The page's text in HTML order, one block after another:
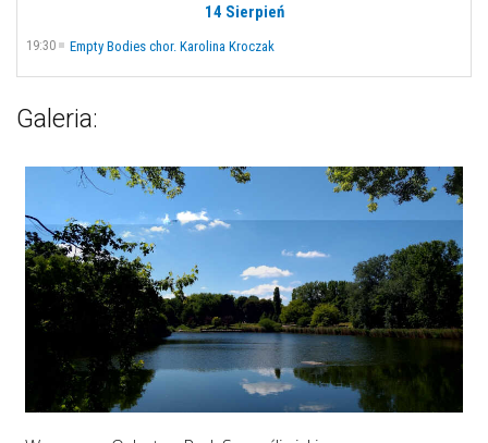
14 Sierpień
19:30 Empty Bodies chor. Karolina Kroczak
Galeria: